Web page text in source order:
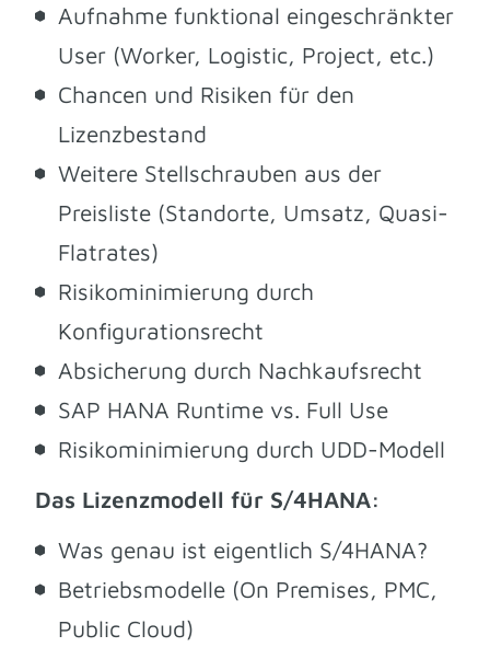
Aufnahme funktional eingeschränkter
User (Worker, Logistic, Project, etc.)
Chancen und Risiken für den
Lizenzbestand
Weitere Stellschrauben aus der
Preisliste (Standorte, Umsatz, Quasi-
Flatrates)
Risikominimierung durch
Konfigurationsrecht
Absicherung durch Nachkaufsrecht
SAP HANA Runtime vs. Full Use
Risikominimierung durch UDD-Modell
Das Lizenzmodell für S/4HANA:
Was genau ist eigentlich S/4HANA?
Betriebsmodelle (On Premises, PMC,
Public Cloud)